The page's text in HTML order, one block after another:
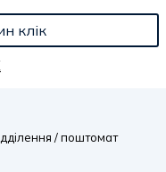
клік
/ поштомат